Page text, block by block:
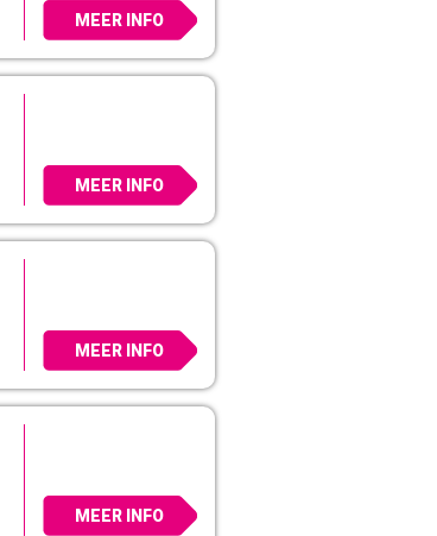
MEER INFO
MEER INFO
MEER INFO
MEER INFO